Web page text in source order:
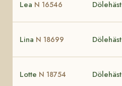
Lea N 16546 Dölehäst
Lina N 18699 Dölehäst
Lotte N 18754 Dölehäst